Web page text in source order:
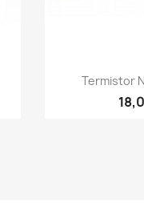

Termistor